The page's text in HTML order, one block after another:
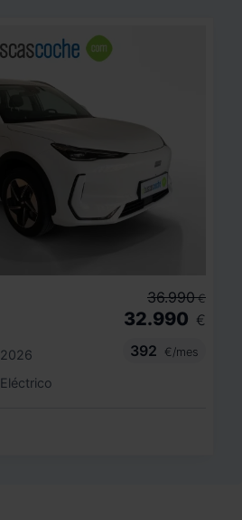
2026
Eléctrico
36.990 €
32.990 €
392
€/mes